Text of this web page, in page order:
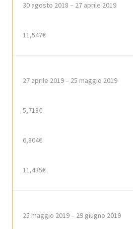
30 agosto 2018 – 27 aprile 2019
11,547€
27 aprile 2019 – 25 maggio 2019
5,718€
6,804€
11,435€
25 maggio 2019 – 29 giugno 2019